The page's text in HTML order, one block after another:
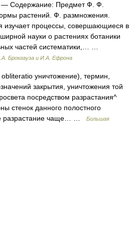
— Содержание: Предмет Ф. Ф.
растений. Ф. размножения.
изучает процессы, совершающиеся в
науки о растениях ботаники
частей систематики,… …
Брокгауза и И.А. Ефрона
уничтожение), термин,
закрытия, уничтожения той
посредством разрастания^
стенок данного полостного
разрастание чаще… …
Большая